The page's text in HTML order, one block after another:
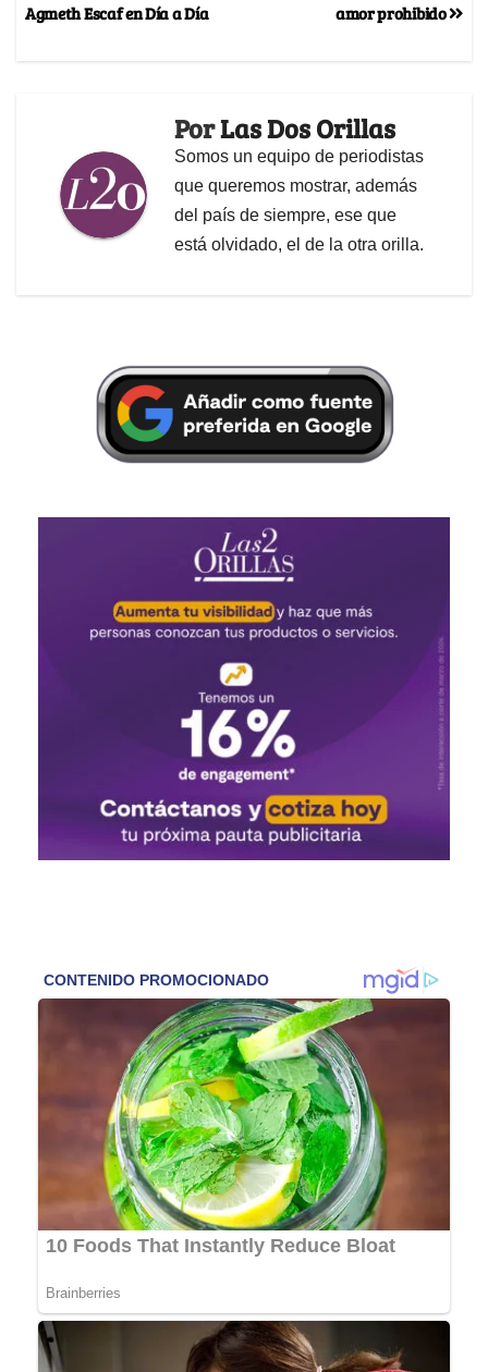
amor prohibido
Agmeth Escaf en Día a Día
PorLas Dos Orillas
Somos un equipo de periodistas
que queremos mostrar, además
del país de siempre, ese que
está olvidado, el de la otra orilla.